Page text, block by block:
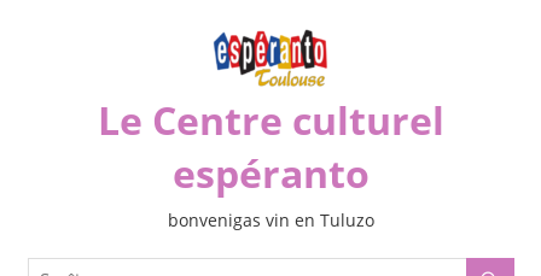
Le Centre culturel
espéranto
bonvenigas vin en Tuluzo